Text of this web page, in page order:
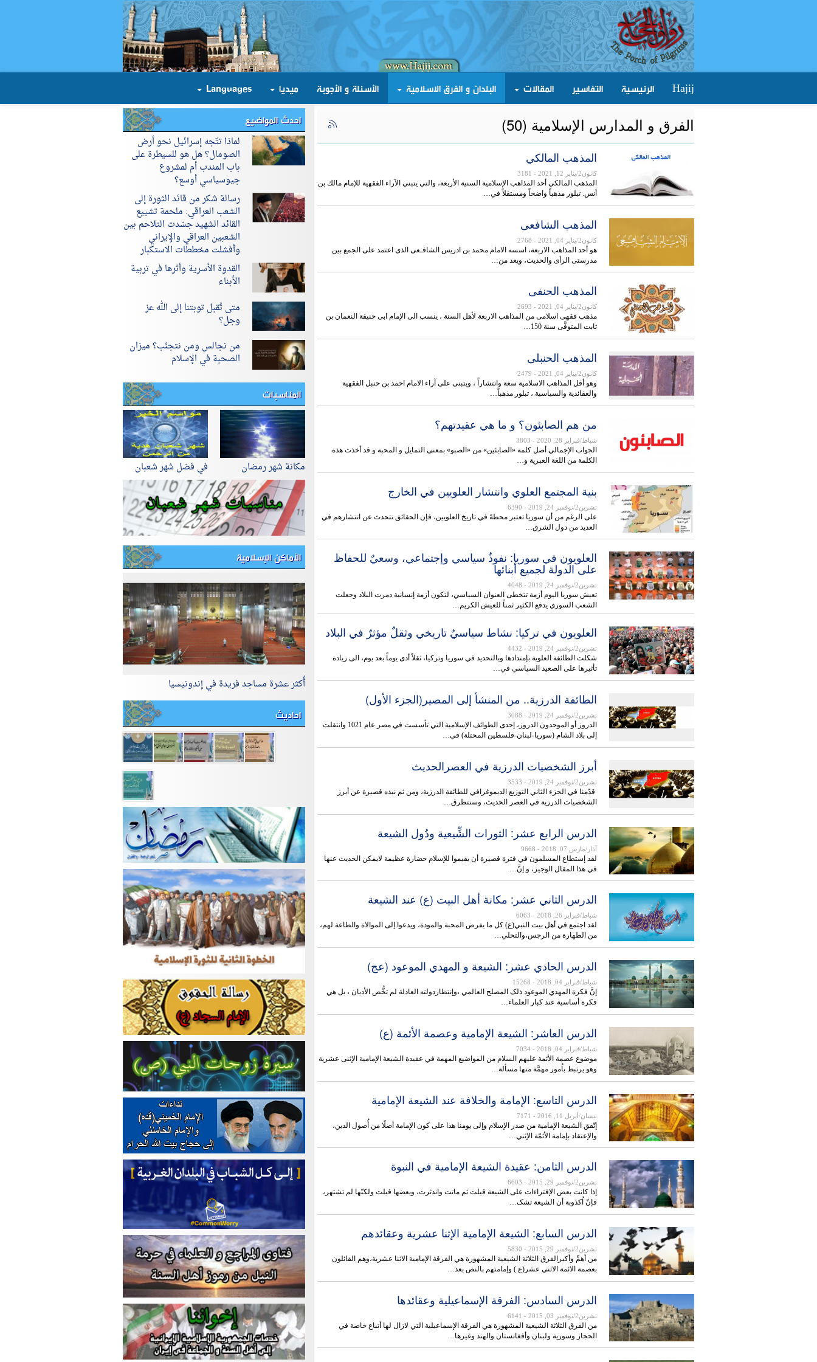
Hajij الرئيسية التفاسير المقالات البلدان و الفرق الاسلامية الأسئلة و الأجوبة ميديا Languages
الفرق و المدارس الإسلامية (50)
المذهب المالكي
كانون2/يناير 12, 2021 - 3181
المذهب المالكي أحد المذاهب الإسلامية السنية الأربعة، والتي يتبني الآراء الفقهية للإمام مالك بن
أنس. تبلور مذهباً واضحاً ومستقلاً في…
المذهب الشافعی
كانون2/يناير 04, 2021 - 2768
هو أحد المذاهب الاربعة، اسسه الامام محمد بن ادریس الشافـعی الذی اعتمد على الجمع بین
مدرستی الرأی والحدیث، ویعد من…
المذهب الحنفی
كانون2/يناير 04, 2021 - 2693
مذهب فقهی اسلامی من المذاهب الاربعة لأهل السنة ، ینسب الى الإمام ابی حنیفة النعمان بن
ثابت المتوفَّى سنة 150…
المذهب الحنبلی
كانون2/يناير 04, 2021 - 2479
وهو أقل المذاهب الاسلامیة سعة وانتشاراً ، ویتبنی على آراء الامام احمد بن حنبل الفقهیة
والعقائدیة والسیاسیة ، تبلور مذهباً…
من هم الصابئون؟ و ما هي عقيدتهم؟
شباط/فبراير 28, 2020 - 3803
الجواب الإجمالي أصل كلمة «الصابئين» من «الصبو» بمعنى التمايل و المحبة و قد أخذت هذه
الكلمة من اللغة العبرية و…
بنية المجتمع العلوي وانتشار العلويين في الخارج
تشرين2/نوفمبر 24, 2019 - 6390
على الرغم من أن سوريا تعتبر محطةً في تاريخ العلويين، فإن الحقائق تتحدث عن انتشارهم في
العديد من دول الشرق…
العلويون في سوريا: نفوذٌ سياسي وإجتماعي، وسعيٌ للحفاظ
على الدولة لجميع أبنائها
تشرين2/نوفمبر 24, 2019 - 4048
تعيش سوريا اليوم أزمة تتخطى العنوان السياسي، لتكون أزمة إنسانية دمرت البلاد وجعلت
الشعب السوري يدفع الكثير ثمناً للعيش الكريم…
العلويون في تركيا: نشاط سياسيٌ تاريخي وثقلٌ مؤثرٌ في البلاد
تشرين2/نوفمبر 24, 2019 - 4432
شكلت الطائفة العلوية بإمتدادها وبالتحديد في سوريا وتركيا، ثقلاً أدى يوماً بعد يوم، الى زيادة
تأثيرها على الصعيد السياسي في…
الطائفة الدرزية.. من المنشأ إلى المصير(الجزء الأول)
تشرين2/نوفمبر 24, 2019 - 3088
الدروز أو الموحدون الدروز، إحدى الطوائف الإسلامية التي تأسست في مصر عام 1021 وانتقلت
إلى بلاد الشام (سوريا-لبنان-فلسطين المحتلة) في…
أبرز الشخصيات الدرزية في العصرالحدیث
تشرين2/نوفمبر 24, 2019 - 3533
قدّمنا في الجزء الثاني التوزيع الديموغرافي للطائفة الدرزية، ومن ثم نبذه قصيرة عن أبرز
الشخصيات الدرزية في العصر الحديث، وسنتطرق…
الدرس الرابع عشر: الثورات الشِّيعية ودُول الشيعة
آذار/مارس 07, 2018 - 9668
لقد إستطاع المسلمون في فترة قصيرة أن يقيموا للإسلام حضارة عظيمة لايمکن الحديث عنها
في هذا المقال الوجيز، و إنَّ…
الدرس الثاني عشر: مکانة أهل البيت (ع) عند الشيعة
شباط/فبراير 26, 2018 - 6063
لقد اجتمع في أهل بيت النبي(ع) كل ما يفرض المحبة والمودة، ويدعوا إلى الموالاة والطاعة لهم،
من الطهارة من الرجس،والتحلي…
الدرس الحادي عشر: الشيعة و المهدي الموعود (عج)
شباط/فبراير 04, 2018 - 15268
إنَّ فكرة المهدي الموعود ذلک المصلح العالمي ،وإنتظاردولته العادلة لم تخُّص الأديان ، بل هي
فكرة أساسية عند كبار العلماء…
الدرس العاشر: الشيعة الإمامية وعصمة الأئمة (ع)
شباط/فبراير 04, 2018 - 7034
موضوع عصمة الأئمة عليهم السلام من المواضيع المهمة في عقيدة الشيعة الإمامية الإثنی عشرية
وهو يرتبط باُمور مهمَّة منها مسألة…
الدرس التاسع: الإمامة والخلافة عند الشيعة الإمامية
نيسان/أبريل 11, 2016 - 7171
إتّفق الشيعة الإمامية من صدر الإسلام وإلی يومنا هذا على كون الإمامة أصلًا من أُصول الدين،
والإعتقاد بإمامة الأئمّة الإثني…
الدرس الثامن: عقيدة الشيعة الإمامية في النبوة
تشرين2/نوفمبر 29, 2015 - 6603
إذا كانت بعض الإفتراءات على الشيعة قيلت ثم ماتت واندثرت، وبعضها قيلت ولكنّها لم تشتهر،
فإنّ اُکذوبة أن الشيعة تشک…
الدرس السابع: الشيعة الإمامية الإثنا عشرية وعقائدهم
تشرين2/نوفمبر 29, 2015 - 5830
من أهمِّ وأکبرالفرق الثلاثة الشيعية المشهورة هي الفرقة الإمامية الاثنا عشرية،وهم القائلون
بعصمة الائمة الاثني عشر(ع ) وإمامتهم بالنص بعد…
الدرس السادس: الفرقة الإسماعيلية وعقائدها
تشرين2/نوفمبر 03, 2015 - 6141
من الفرق الثلاثة الشيعية المشهورة هي الفرقة الإسماعيلية التي لازال لها أتباع خاصة في
الحجاز وسورية ولبنان وأفغانستان والهند وغيرها…
احدث المواضيع
لماذا تتّجه إسرائيل نحو أرض
الصومال؟ هل هو للسيطرة على
باب المندب أم لمشروع
جيوسياسي أوسع؟
رسالة شكر من قائد الثورة إلى
الشعب العراقي: ملحمة تشييع
القائد الشهيد جسّدت التلاحم بين
الشعبين العراقي والإيراني
وأفشلت مخططات الاستكبار
القدوة الأسرية وأثرها في تربية
الأبناء
متى تُقبل توبتنا إلى الله عز
وجل؟
من نجالس ومن نتجنّب؟ ميزان
الصحبة في الإسلام
المناسبات
مكانة شهر رمضان في فضل شهر شعبان
الأماكن الإسلامية
أٌكثر عشرة مساجد فريدة في إندونيسيا
احاديث